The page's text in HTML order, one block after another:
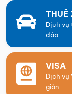
THUÊ
Dịch vụ
đáo
VISA
Dịch vụ
giản